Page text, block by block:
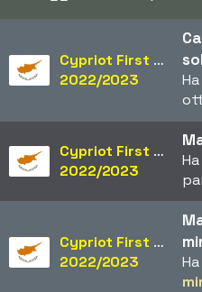
Cypriot First Division
2022/2023
Cypriot First Division
2022/2023
Cypriot First Division
2022/2023